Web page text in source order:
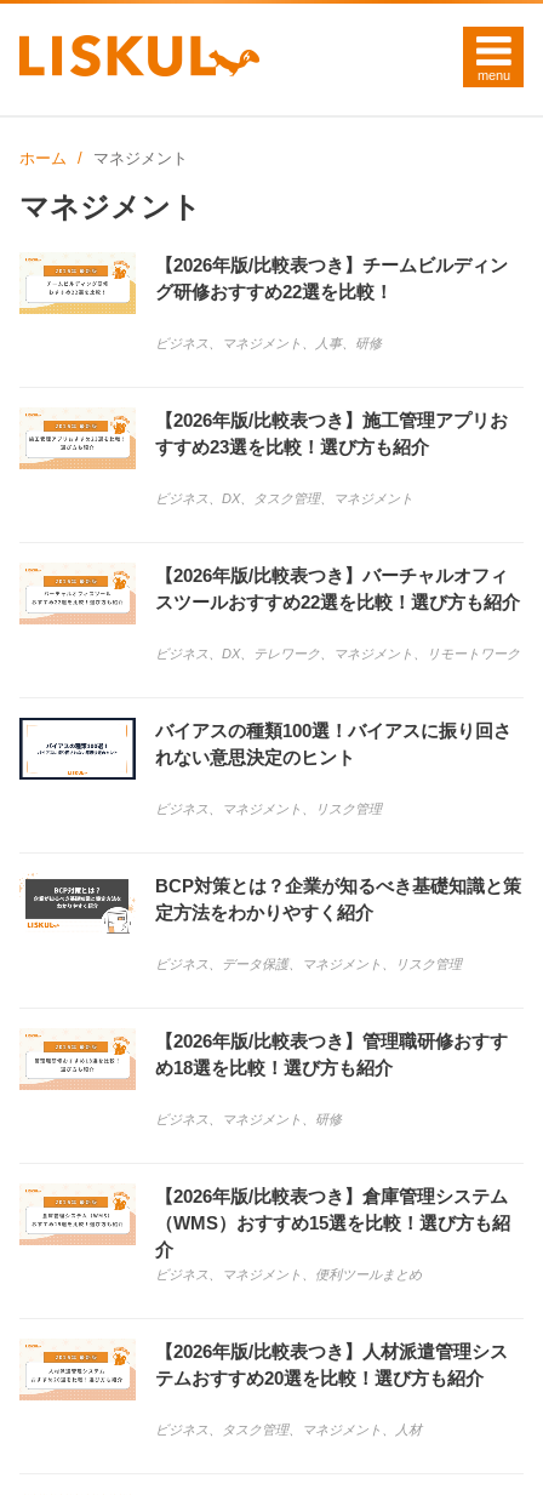
ホーム マネジメント
マネジメント
【2026年版/比較表つき】チームビルディン
グ研修おすすめ22選を比較！
ビジネス マネジメント 人事、 研修
【2026年版/比較表つき】施工管理アプリお
すすめ23選を比較！選び方も紹介
ビジネス DX、 タスク管理、 マネジメント
【2026年版/比較表つき】バーチャルオフィ
スツールおすすめ22選を比較！選び方も紹介
ビジネス DX、 テレワーク マネジメント リモートワーク
バイアスの種類100選！バイアスに振り回さ
れない意思決定のヒント
ビジネス マネジメント リスク管理
BCP対策とは？企業が知るべき基礎知識と策
定方法をわかりやすく紹介
ビジネス データ保護、 マネジメント リスク管理
【2026年版/比較表つき】管理職研修おすす
め18選を比較！選び方も紹介
ビジネス マネジメント 研修
【2026年版/比較表つき】倉庫管理システム
（WMS）おすすめ15選を比較！選び方も紹
介
ビジネス マネジメント 便利ツールまとめ
【2026年版/比較表つき】人材派遣管理シス
テムおすすめ20選を比較！選び方も紹介
ビジネス タスク管理、 マネジメント 人材